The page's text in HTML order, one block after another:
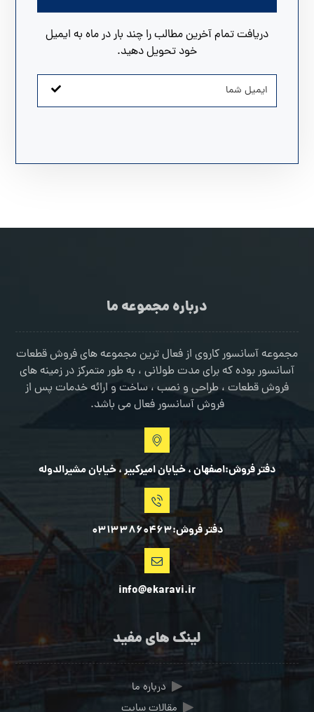
دریافت تمام آخرین مطالب را چند بار در ماه به ایمیل
خود تحویل دهید.
درباره مجموعه ما
مجموعه آسانسور کاروی از فعال ترین مجموعه های فروش قطعات
آسانسور بوده که برای مدت طولانی ، به طور متمرکز در زمینه های
فروش قطعات ، طراحی و نصب ، ساخت و ارائه خدمات پس از
فروش آسانسور فعال می باشد.
دفتر فروش:اصفهان ، خیابان امیرکبیر ، خیابان مشیرالدوله
دفتر فروش:03133860463
info@ekaravi.ir
لینک های مفید
درباره ما
مقالات سایت